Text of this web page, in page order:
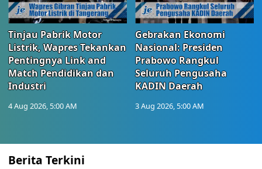
Tinjau Pabrik Motor
Listrik, Wapres Tekankan
Pentingnya Link and
Match Pendidikan dan
Industri
4 Aug 2026, 5:00 AM
Gebrakan Ekonomi
Nasional: Presiden
Prabowo Rangkul
Seluruh Pengusaha
KADIN Daerah
3 Aug 2026, 5:00 AM
Berita Terkini